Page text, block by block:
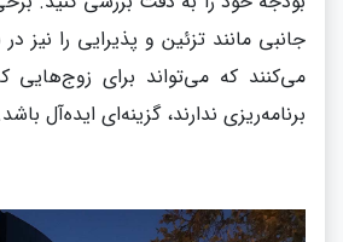
جانبی مانند تزئین و پذیرایی را نیز
می‌کنند که می‌تواند برای زوج‌هایی
برنامه‌ریزی ندارند، گزینه‌ای ایده‌آل